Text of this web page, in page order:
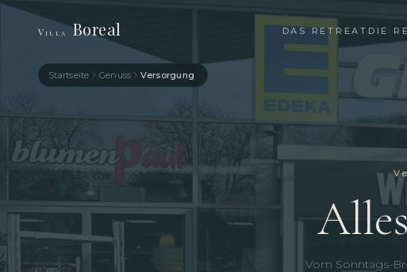
Startseite Genuss Versorgung
Villa Boreal DAS RETREAT DIE
Vom Sonntags-